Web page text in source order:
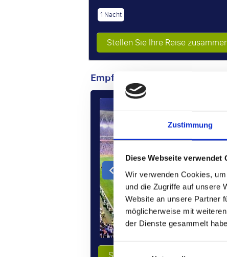
Zustimmung
Diese Webseite verwendet
Wir verwenden Cookies,
und die Zugriffe auf unsere
Website an unsere Partner
möglicherweise mit
der Dienste gesammelt
Einwilligungsauswahl
1 Nacht
Stellen Sie Ihre Reise
Empfohlene Pakete